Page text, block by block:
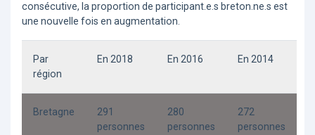
consécutive, la proportion de participant.e.s breton.ne.s est
une nouvelle fois en augmentation.
Par
région
En 2018 En 2016 En 2014
Bretagne
291
personnes
280
personnes
272
personnes